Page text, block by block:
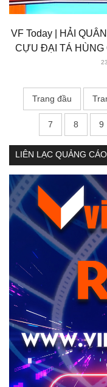
VF Today | HẢI
CỰU ĐẠI TÁ HÙNG
Trang đầu
7 8 9
LIÊN LẠC QUẢNG